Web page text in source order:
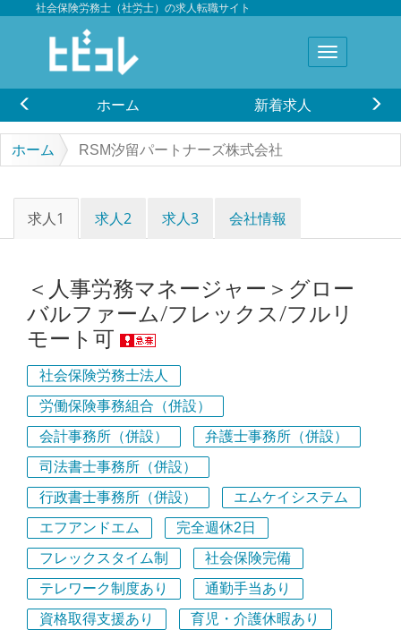
社会保険労務士（社労士）の求人転職サイト
ホーム 新着求人
ホーム RSM汐留パートナーズ株式会社
求人1 求人2 求人3 会社情報
＜人事労務マネージャー＞グロー
バルファーム/フレックス/フルリ
モート可
社会保険労務士法人
労働保険事務組合（併設）
会計事務所（併設）
弁護士事務所（併設）
司法書士事務所（併設）
行政書士事務所（併設）
エムケイシステム
エフアンドエム
完全週休2日
フレックスタイム制
社会保険完備
テレワーク制度あり
通勤手当あり
資格取得支援あり
育児・介護休暇あり